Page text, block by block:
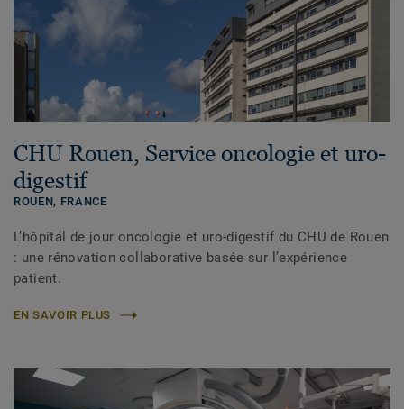
CHU Rouen, Service oncologie et uro-
digestif
ROUEN, FRANCE
L’hôpital de jour oncologie et uro-digestif du CHU de Rouen
: une rénovation collaborative basée sur l’expérience
patient.
EN SAVOIR PLUS